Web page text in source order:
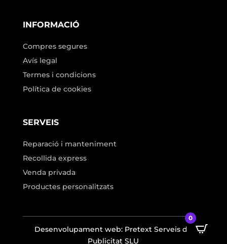
INFORMACIÓ
Compres segures
Avís legal
Termes i condicions
Política de cookies
SERVEIS
Reparació i manteniment
Recollida express
Venda privada
Productes personalitzats
Desenvolupament web: Pretext Serveis de
Publicitat SLU
0